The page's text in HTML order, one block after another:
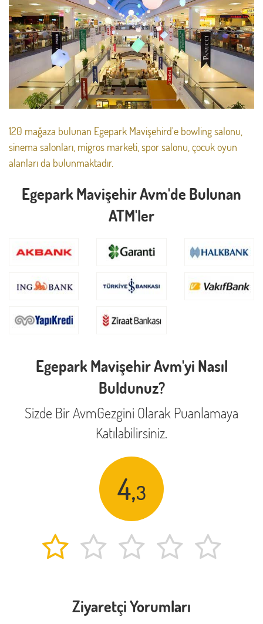
120 mağaza bulunan Egepark Mavişehird'e bowling salonu,
sinema salonları, migros marketi, spor salonu, çocuk oyun
alanları da bulunmaktadır.
Egepark Mavişehir Avm'de Bulunan
ATM'ler
Egepark Mavişehir Avm'yi Nasıl
Buldunuz?
Sizde Bir AvmGezgini Olarak Puanlamaya
Katılabilirsiniz.
4,3
Ziyaretçi Yorumları